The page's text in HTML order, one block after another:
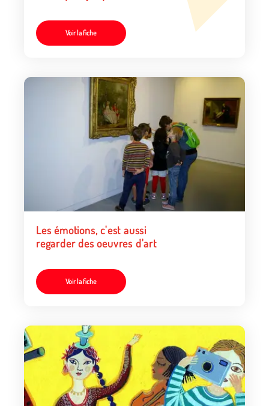
Voir la fiche
Les émotions, c'est aussi
regarder des oeuvres d'art
Voir la fiche